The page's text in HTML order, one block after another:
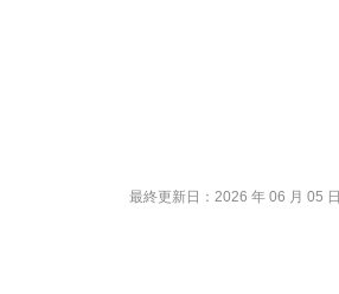
最終更新日：2026 年 06 月 05 日